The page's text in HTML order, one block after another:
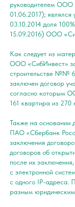
руководителем ООО
01.06.2017); являлся
03.10.2014 доля
15.09.2016) ООО
Как следует из
ООО «СибИнвест»
строительстве №№
заключен договор
согласно которым
161 квартира из
Также на основании
ПАО «Сбербанк
заключения
договоров об
после их
с электронной
с одного IP-адреса.
разным